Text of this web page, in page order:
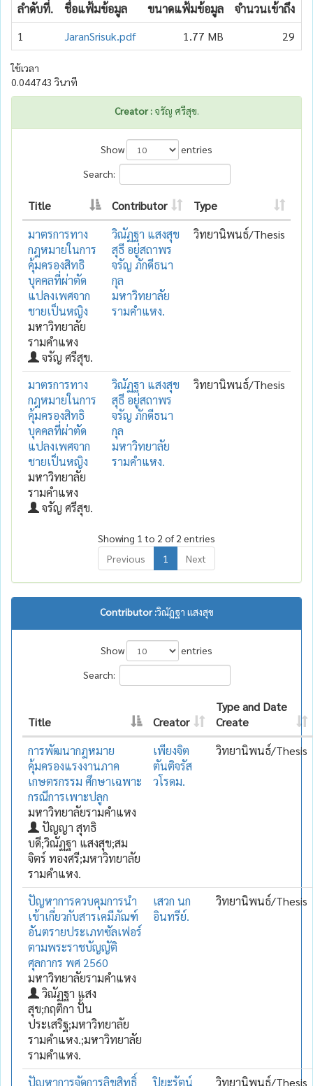
ลำดับที่. ชื่อแฟ้มข้อมูล ขนาดแฟ้มข้อมูล จำนวนเข้าถึง
1
JaranSrisuk.pdf 1.77 MB 29
ใช้เวลา
0.044743 วินาที
Creator :จรัญ ศรีสุข.
Show
entries
Search:
Title Contributor
Type
มาตรการทาง
กฎหมายในการ
คุ้มครองสิทธิ
บุคคลที่ผ่าตัด
แปลงเพศจาก
ชายเป็นหญิง
มหาวิทยาลัย
รามคำแหง
จรัญ ศรีสุข.
วิณัฏฐา แสงสุข
สุธี อยู่สถาพร
จรัญ ภักดีธนา
กุล
มหาวิทยาลัย
รามคำแหง.
วิทยานิพนธ์/Thesis
มาตรการทาง
กฎหมายในการ
คุ้มครองสิทธิ
บุคคลที่ผ่าตัด
แปลงเพศจาก
ชายเป็นหญิง
มหาวิทยาลัย
รามคำแหง
จรัญ ศรีสุข.
วิณัฏฐา แสงสุข
สุธี อยู่สถาพร
จรัญ ภักดีธนา
กุล
มหาวิทยาลัย
รามคำแหง.
วิทยานิพนธ์/Thesis
Showing 1 to 2 of 2 entries
Previous
1 Next
Contributor :วิณัฏฐา แสงสุข
Show
entries
Search:
Title Creator
Type and Date
Create
การพัฒนากฎหมาย
คุ้มครองแรงงานภาค
เกษตรกรรม ศึกษาเฉพาะ
กรณีการเพาะปลูก
มหาวิทยาลัยรามคำแหง
ปัญญา สุทธิ
บดี;วิณัฏฐา แสงสุข;สม
จิตร์ ทองศรี;มหาวิทยาลัย
รามคำแหง.
เพียงจิต
ตันติจรัส
วโรดม.
วิทยานิพนธ์/Thesis
ปัญหาการควบคุมการนำ
เข้าเกี่ยวกับสารเคมีภัณฑ์
อันตรายประเภทซัลเฟอร์
ตามพระราชบัญญัติ
ศุลกากร พศ 2560
มหาวิทยาลัยรามคำแหง
วิณัฏฐา แสง
สุข;กฤติกา ปั้น
ประเสริฐ;มหาวิทยาลัย
รามคำแหง.;มหาวิทยาลัย
รามคำแหง.
เสวก นก
อินทรีย์.
วิทยานิพนธ์/Thesis
ปัญหาการจัดการลิขสิทธิ์ ปิยะรัตน์ วิทยานิพนธ์/Thesis